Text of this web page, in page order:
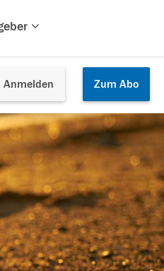
Anmelden Zum Abo